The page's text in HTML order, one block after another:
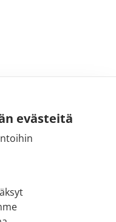
evästeitä